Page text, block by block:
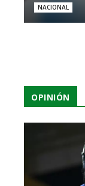
NACIONAL
OPINIÓN